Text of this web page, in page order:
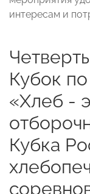
интересам и
Кубок
«Хлеб -
Кубка